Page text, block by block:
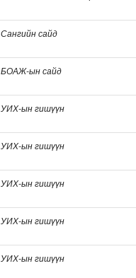
Сангийн сайд
БОАЖ-ын сайд
УИХ-ын гишүүн
УИХ-ын гишүүн
УИХ-ын гишүүн
УИХ-ын гишүүн
УИХ-ын гишүүн